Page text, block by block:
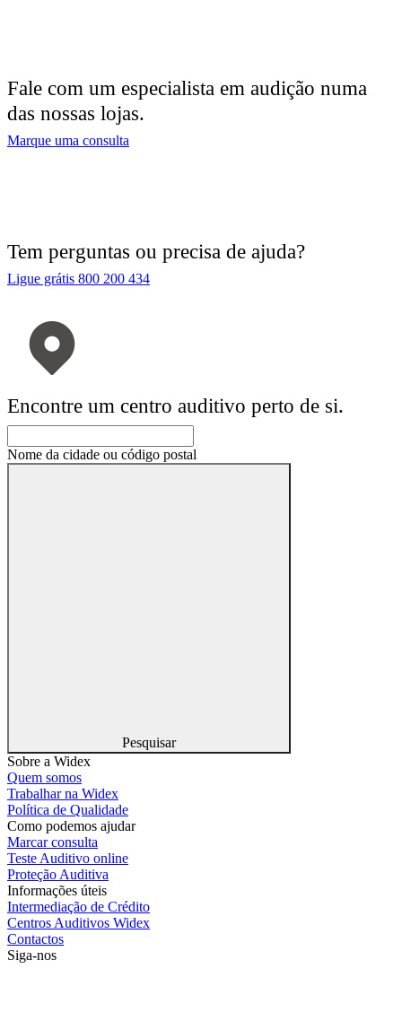
Fale com um especialista em audição numa
das nossas lojas.
Marque uma consulta
Tem perguntas ou precisa de ajuda?
Ligue grátis 800 200 434
Encontre um centro auditivo perto de si.
Nome da cidade ou código postal
Pesquisar
Sobre a Widex
Quem somos
Trabalhar na Widex
Política de Qualidade
Como podemos ajudar
Marcar consulta
Teste Auditivo online
Proteção Auditiva
Informações úteis
Intermediação de Crédito
Centros Auditivos Widex
Contactos
Siga-nos